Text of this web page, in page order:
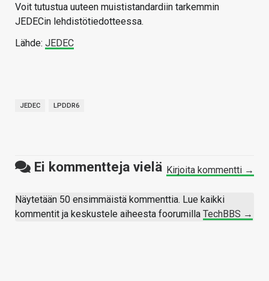
Voit tutustua uuteen muististandardiin tarkemmin
JEDECin lehdistötiedotteessa.
Lähde: JEDEC
JEDEC LPDDR6
Ei kommentteja vielä Kirjoita kommentti →
Näytetään 50 ensimmäistä kommenttia. Lue kaikki
kommentit ja keskustele aiheesta foorumilla TechBBS →